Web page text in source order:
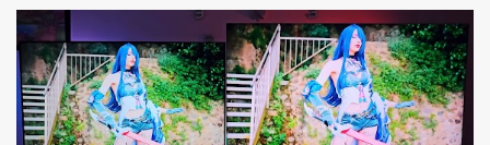
acompañado de una mano de obra muy calificada. Primero,
necesitas entender que el proceso de fabricación de un Smart TV,
realmente podríamos decir que se divide en 3 partes principales, y
cada una de estas partes puede ser llevada a cabo de forma
simultánea dentro de una misma fábrica, pero en distintos